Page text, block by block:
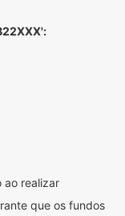
ao realizar
que os fundos